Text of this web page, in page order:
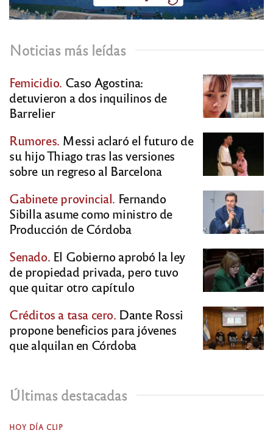
Noticias más leídas
Femicidio. Caso Agostina:
detuvieron a dos inquilinos de
Barrelier
Rumores. Messi aclaró el futuro de
su hijo Thiago tras las versiones
sobre un regreso al Barcelona
Gabinete provincial. Fernando
Sibilla asume como ministro de
Producción de Córdoba
Senado. El Gobierno aprobó la ley
de propiedad privada, pero tuvo
que quitar otro capítulo
Créditos a tasa cero. Dante Rossi
propone beneficios para jóvenes
que alquilan en Córdoba
Últimas destacadas
HOY DÍA CLIP